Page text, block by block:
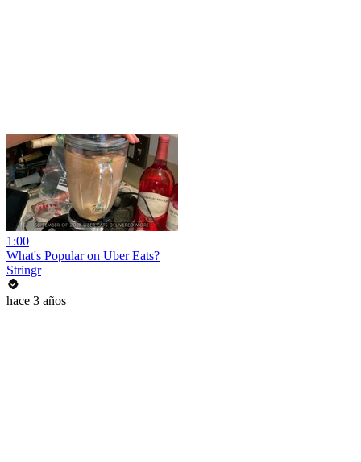
1:00
What's Popular on Uber Eats?
Stringr
hace 3 años